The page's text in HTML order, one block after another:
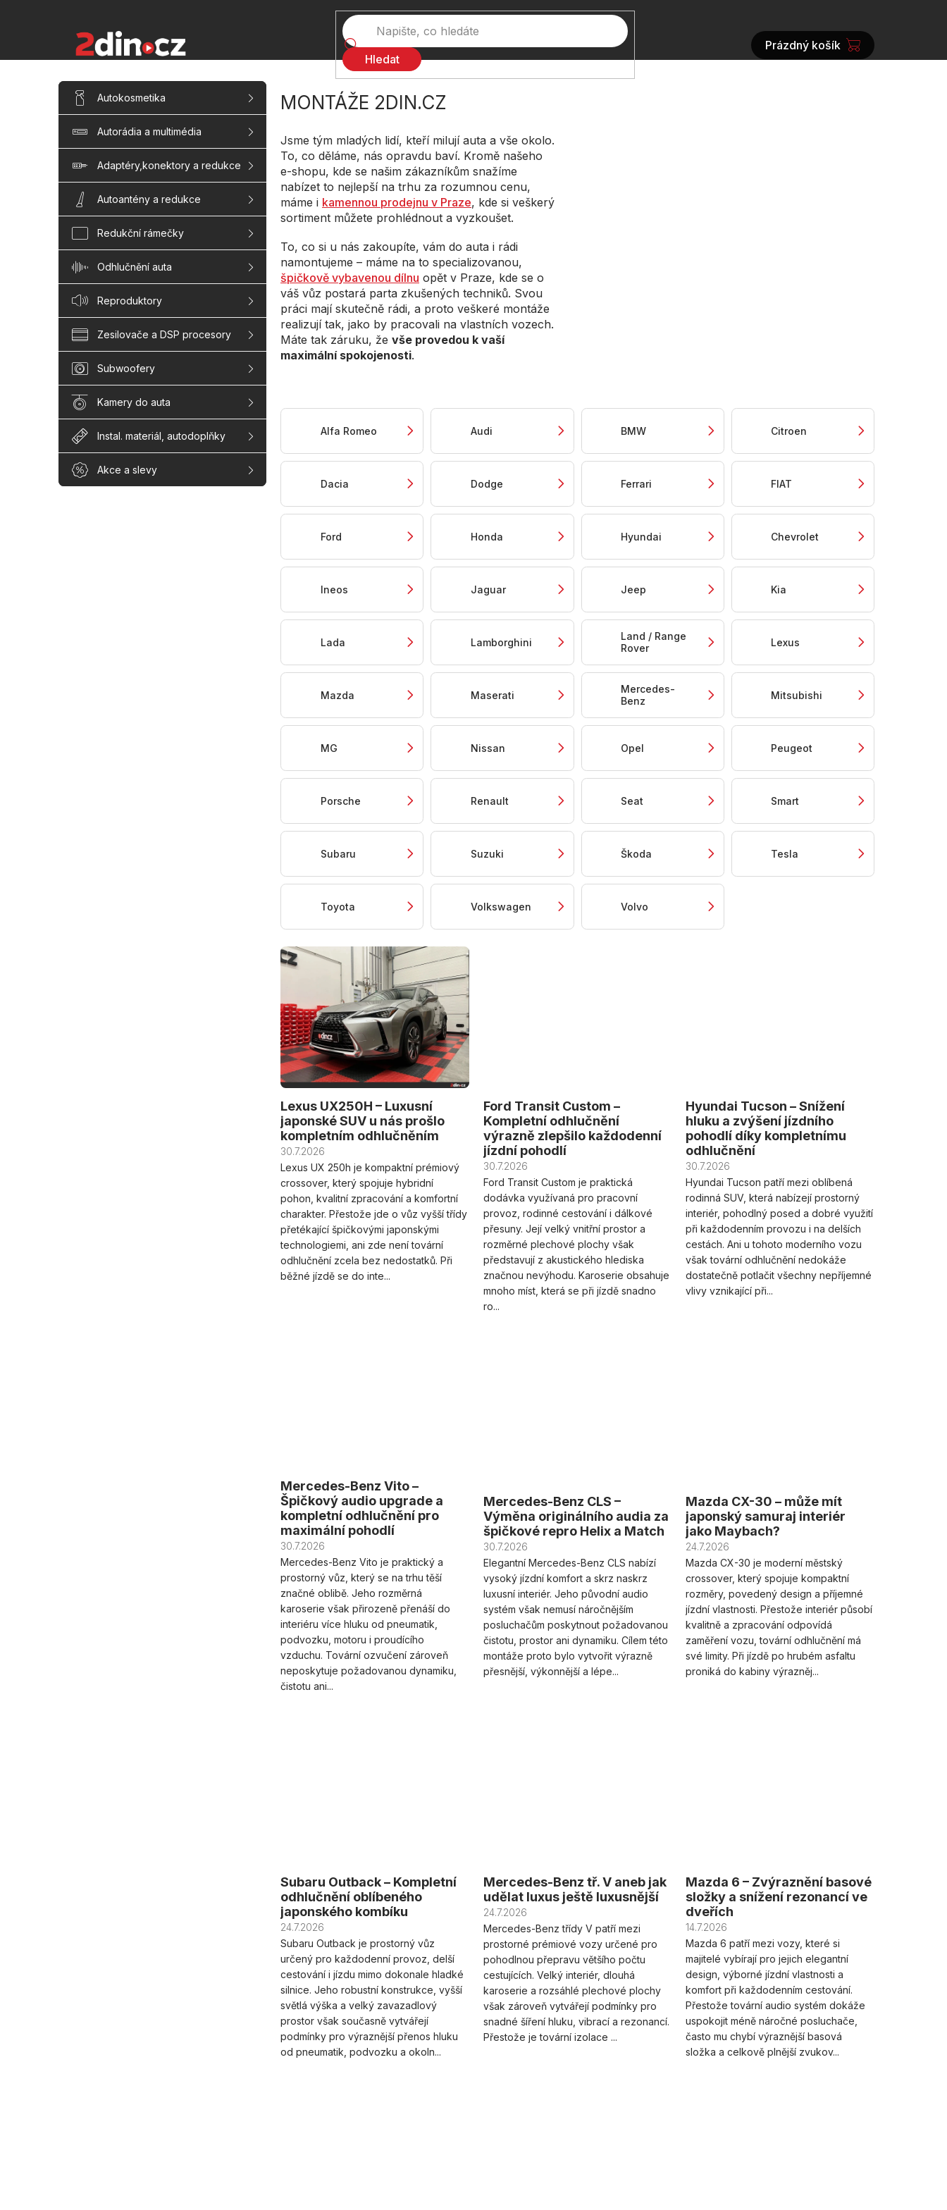
Hledat
NÁKUPNÍ
Prázdný košík
P
s
r
n
í
l
Přeskočit
kategorieAutokosmetika
Autorádia a multimédia
Adaptéry,konektory a redukce
Autoantény a redukce
Redukční rámečky
Odhlučnění auta
Reproduktory
Zesilovače a DSP procesory
Subwoofery
Kamery do auta
Instal. materiál, autodoplňky
Akce a slevy
MONTÁŽE 2DIN.CZ
Jsme tým mladých lidí, kteří milují auta a vše okolo.
To, co děláme, nás opravdu baví. Kromě našeho
e-shopu, kde se našim zákazníkům snažíme
nabízet to nejlepší na trhu za rozumnou cenu,
máme i kamennou prodejnu v Praze, kde si veškerý
sortiment můžete prohlédnout a vyzkoušet.
To, co si u nás zakoupíte, vám do auta i rádi
namontujeme – máme na to specializovanou,
špičkově vybavenou dílnu opět v Praze, kde se o
váš vůz postará parta zkušených techniků. Svou
práci mají skutečně rádi, a proto veškeré montáže
realizují tak, jako by pracovali na vlastních vozech.
Máte tak záruku, že vše provedou k vaší
maximální spokojenosti.
Alfa Romeo Audi BMW Citroen
Dacia Dodge Ferrari FIAT
Ford Honda Hyundai Chevrolet
Ineos Jaguar Jeep Kia
Lada Lamborghini
Land / Range
Rover
Lexus
Mazda Maserati
Mercedes-
Benz
Mitsubishi
MG Nissan Opel Peugeot
Porsche Renault Seat Smart
Subaru Suzuki Škoda Tesla
Toyota Volkswagen Volvo
V
ý
i
s
č
l
á
n
k
ů
Lexus UX250H – Luxusní
japonské SUV u nás prošlo
kompletním odhlučněním
30.7.2026
Lexus UX 250h je kompaktní prémiový
crossover, který spojuje hybridní
pohon, kvalitní zpracování a komfortní
charakter. Přestože jde o vůz vyšší třídy
přetékající špičkovými japonskými
technologiemi, ani zde není tovární
odhlučnění zcela bez nedostatků. Při
běžné jízdě se do inte...
Ford Transit Custom –
Kompletní odhlučnění
výrazně zlepšilo každodenní
jízdní pohodlí
30.7.2026
Ford Transit Custom je praktická
dodávka využívaná pro pracovní
provoz, rodinné cestování i dálkové
přesuny. Její velký vnitřní prostor a
rozměrné plechové plochy však
představují z akustického hlediska
značnou nevýhodu. Karoserie obsahuje
mnoho míst, která se při jízdě snadno
ro...
Hyundai Tucson – Snížení
hluku a zvýšení jízdního
pohodlí díky kompletnímu
odhlučnění
30.7.2026
Hyundai Tucson patří mezi oblíbená
rodinná SUV, která nabízejí prostorný
interiér, pohodlný posed a dobré využití
při každodenním provozu i na delších
cestách. Ani u tohoto moderního vozu
však tovární odhlučnění nedokáže
dostatečně potlačit všechny nepříjemné
vlivy vznikající při...
Mercedes-Benz Vito –
Špičkový audio upgrade a
kompletní odhlučnění pro
maximální pohodlí
30.7.2026
Mercedes-Benz Vito je praktický a
prostorný vůz, který se na trhu těší
značné oblibě. Jeho rozměrná
karoserie však přirozeně přenáší do
interiéru více hluku od pneumatik,
podvozku, motoru i proudícího
vzduchu. Tovární ozvučení zároveň
neposkytuje požadovanou dynamiku,
čistotu ani...
Mercedes-Benz CLS –
Výměna originálního audia za
špičkové repro Helix a Match
30.7.2026
Elegantní Mercedes-Benz CLS nabízí
vysoký jízdní komfort a skrz naskrz
luxusní interiér. Jeho původní audio
systém však nemusí náročnějším
posluchačům poskytnout požadovanou
čistotu, prostor ani dynamiku. Cílem této
montáže proto bylo vytvořit výrazně
přesnější, výkonnější a lépe...
Mazda CX-30 – může mít
japonský samuraj interiér
jako Maybach?
24.7.2026
Mazda CX-30 je moderní městský
crossover, který spojuje kompaktní
rozměry, povedený design a příjemné
jízdní vlastnosti. Přestože interiér působí
kvalitně a zpracování odpovídá
zaměření vozu, tovární odhlučnění má
své limity. Při jízdě po hrubém asfaltu
proniká do kabiny výrazněj...
Subaru Outback – Kompletní
odhlučnění oblíbeného
japonského kombíku
24.7.2026
Subaru Outback je prostorný vůz
určený pro každodenní provoz, delší
cestování i jízdu mimo dokonale hladké
silnice. Jeho robustní konstrukce, vyšší
světlá výška a velký zavazadlový
prostor však současně vytvářejí
podmínky pro výraznější přenos hluku
od pneumatik, podvozku a okoln...
Mercedes-Benz tř. V aneb jak
udělat luxus ještě luxusnější
24.7.2026
Mercedes-Benz třídy V patří mezi
prostorné prémiové vozy určené pro
pohodlnou přepravu většího počtu
cestujících. Velký interiér, dlouhá
karoserie a rozsáhlé plechové plochy
však zároveň vytvářejí podmínky pro
snadné šíření hluku, vibrací a rezonancí.
Přestože je tovární izolace ...
Mazda 6 – Zvýraznění basové
složky a snížení rezonancí ve
dveřích
14.7.2026
Mazda 6 patří mezi vozy, které si
majitelé vybírají pro jejich elegantní
design, výborné jízdní vlastnosti a
komfort při každodenním cestování.
Přestože tovární audio systém dokáže
uspokojit méně náročné posluchače,
často mu chybí výraznější basová
složka a celkově plnější zvukov...